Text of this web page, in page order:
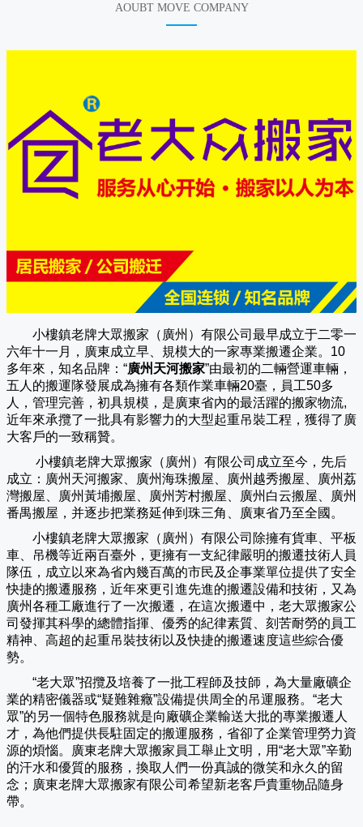
AOUBT MOVE COMPANY
小樓鎮老牌大眾搬家（廣州）有限公司 最早成立于二零一
六年十一月，廣東成立早、規模大的一家專業搬遷企業。10
多年來，知名品牌：“廣州天河搬家”由最初的二輛營運車輛，
五人的搬運隊發展成為擁有各類作業車輛20臺，員工50多
人，管理完善，初具規模，是廣東省內的最活躍的搬家物流,
近年來承攬了一批具有影響力的大型起重吊裝工程，獲得了廣
大客戶的一致稱贊。
小樓鎮老牌大眾搬家（ 廣州 ）有限公司成立至今，先后
成立：廣州天河搬家、廣州海珠搬屋、廣州越秀搬屋、廣州荔
灣搬屋、廣州黃埔搬屋、廣州芳村搬屋、廣州白云搬屋、廣州
番禺搬屋，并逐步把業務延伸到珠三角、廣東省乃至全國。
小樓鎮老牌大眾搬家（ 廣州 ）有限公司除擁有貨車、平板
車、吊機等近兩百臺外，更擁有一支紀律嚴明的搬遷技術人員
隊伍，成立以來為省內幾百萬的市民及企事業單位提供了安全
快捷的搬遷服務，近年來更引進先進的搬遷設備和技術，又為
廣州各種工廠進行了一次搬遷，在這次搬遷中，老大眾搬家公
司發揮其科學的總體指揮、優秀的紀律素質、刻苦耐勞的員工
精神、高超的起重吊裝技術以及快捷的搬遷速度這些綜合優
勢。
“老大眾”招攬及培養了一批工程師及技師，為大量廠礦企
業的精密儀器或“疑難雜癥”設備提供周全的吊運服務。“老大
眾”的另一個特色服務就是向廠礦企業輸送大批的專業搬遷人
才，為他們提供長駐固定的搬運服務，省卻了企業管理勞力資
源的煩惱。廣東老牌大眾搬家員工舉止文明，用“老大眾”辛勤
的汗水和優質的服務，換取人們一份真誠的微笑和永久的留
念；廣東老牌大眾搬家有限公司希望新老客戶貴重物品隨身
帶。